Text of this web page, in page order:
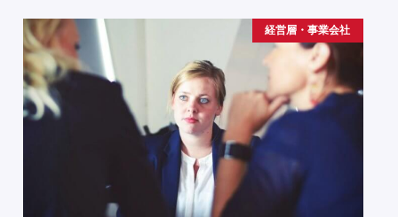
経営層・事業会社